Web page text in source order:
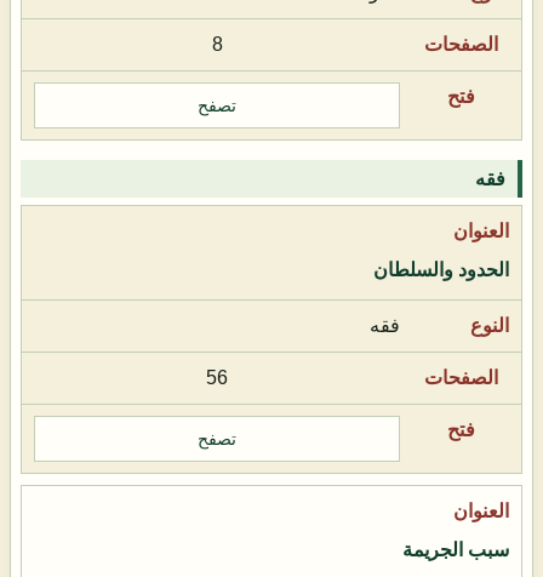
8
تصفح
فقه
الحدود والسلطان
فقه
56
تصفح
سبب الجريمة